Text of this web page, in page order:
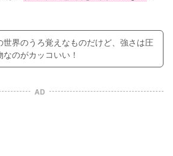
世界のうろ覚えなものだけど、強さは圧
のがカッコいい！
AD